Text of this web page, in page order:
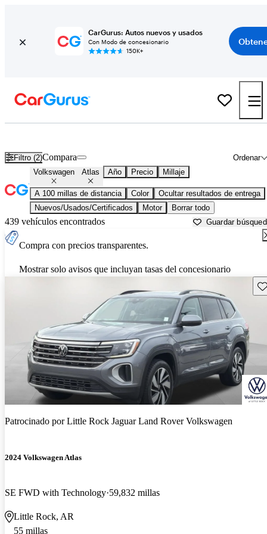
CarGurus: Autos nuevos y usados
Con Modo de concesionario
150K+
Filtro (2) Ordenar
Compara
Volkswagen Atlas Año Precio Millaje
A 100 millas de distancia Color
Ocultar resultados de entrega
Nuevos/Usados/Certificados
Motor Borrar todo
439 vehículos encontrados Guardar
Compra con precios transparentes.
Mostrar solo avisos que incluyan tasas del concesionario
Patrocinado porLittle Rock Jaguar Land Rover Volkswagen
2024 Volkswagen Atlas
SE FWD with Technology 59,832 millas
Little Rock, AR
55 millas